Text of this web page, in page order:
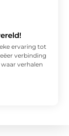
ervaring tot
verbinding
verhalen